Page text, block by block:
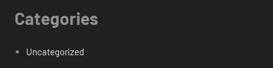
Categories
Uncategorized